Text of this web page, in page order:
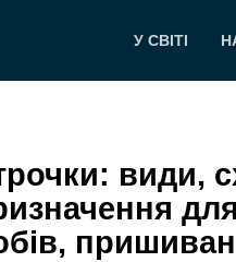
У СВІТІ
види,